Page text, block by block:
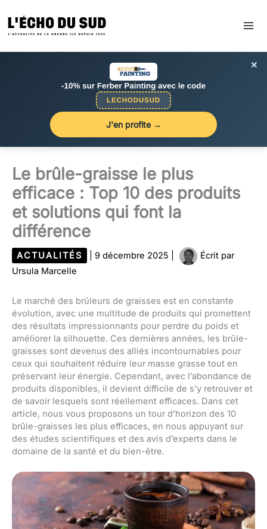
au
contenu
×
J'en profite →
Le brûle-graisse le plus
efficace : Top 10 des produits
et solutions qui font la
différence
ACTUALITÉS 9 décembre 2025
Écrit par
Ursula Marcelle
Le marché des brûleurs de graisses est en constante
évolution, avec une multitude de produits qui promettent
des résultats impressionnants pour perdre du poids et
améliorer la silhouette. Ces dernières années, les brûle-
graisses sont devenus des alliés incontournables pour
ceux qui souhaitent réduire leur masse grasse tout en
préservant leur énergie. Cependant, avec l’abondance de
produits disponibles, il devient difficile de s’y retrouver et
de savoir lesquels sont réellement efficaces. Dans cet
article, nous vous proposons un tour d’horizon des 10
brûle-graisses les plus efficaces, en nous appuyant sur
des études scientifiques et des avis d’experts dans le
domaine de la santé et du bien-être.